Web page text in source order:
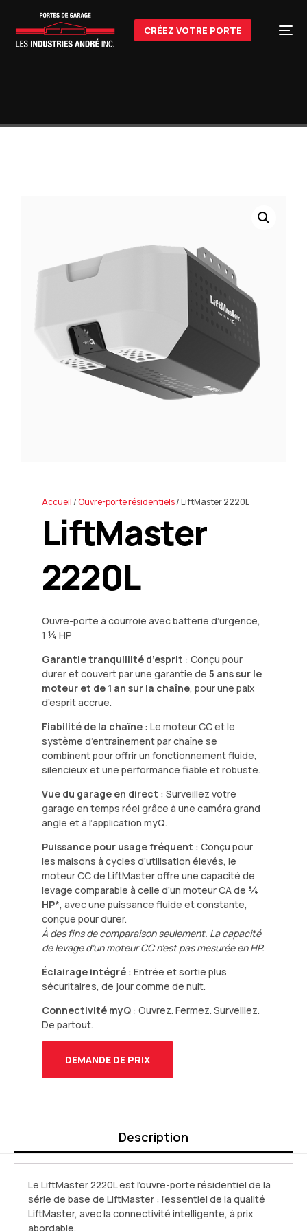
CRÉEZ VOTRE PORTE
Accueil/Ouvre-porte résidentiels/ LiftMaster 2220L
LiftMaster
2220L
Ouvre-porte à courroie avec batterie d’urgence,
1 ¼ HP
Garantie tranquillité d’esprit : Conçu pour
durer et couvert par une garantie de 5 ans sur le
moteur et de 1 an sur la chaîne, pour une paix
d’esprit accrue.
Fiabilité de la chaîne: Le moteur CC et le
système d’entraînement par chaîne se
combinent pour offrir un fonctionnement fluide,
silencieux et une performance fiable et robuste.
Vue du garage en direct : Surveillez votre
garage en temps réel grâce à une caméra grand
angle et à l’application myQ.
Puissance pour usage fréquent : Conçu pour
les maisons à cycles d’utilisation élevés, le
moteur CC de LiftMaster offre une capacité de
levage comparable à celle d’un moteur CA de ¾
HP*, avec une puissance fluide et constante,
conçue pour durer.
À des fins de comparaison seulement. La capacité
de levage d’un moteur CC n’est pas mesurée en HP.
Éclairage intégré: Entrée et sortie plus
sécuritaires, de jour comme de nuit.
Connectivité myQ: Ouvrez. Fermez. Surveillez.
De partout.
DEMANDE DE PRIX
Description
Le LiftMaster 2220L est l’ouvre-porte résidentiel de la
série de base de LiftMaster : l’essentiel de la qualité
LiftMaster, avec la connectivité intelligente, à prix
abordable.